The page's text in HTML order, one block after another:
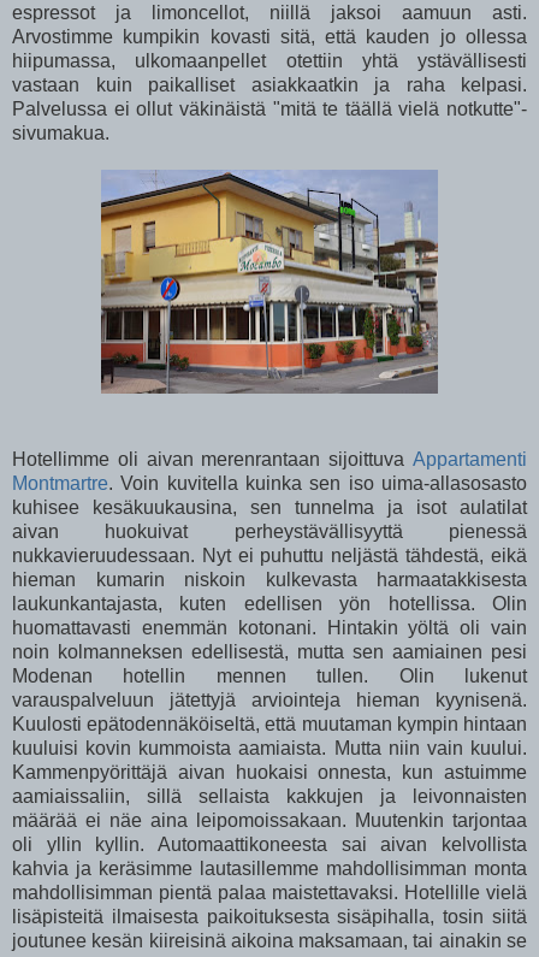
espressot ja limoncellot, niillä jaksoi aamuun asti.
Arvostimme kumpikin kovasti sitä, että kauden jo ollessa
hiipumassa, ulkomaanpellet otettiin yhtä ystävällisesti
vastaan kuin paikalliset asiakkaatkin ja raha kelpasi.
Palvelussa ei ollut väkinäistä "mitä te täällä vielä notkutte"-
sivumakua.
Hotellimme oli aivan merenrantaan sijoittuva Appartamenti
Montmartre. Voin kuvitella kuinka sen iso uima-allasosasto
kuhisee kesäkuukausina, sen tunnelma ja isot aulatilat
aivan huokuivat perheystävällisyyttä pienessä
nukkavieruudessaan. Nyt ei puhuttu neljästä tähdestä, eikä
hieman kumarin niskoin kulkevasta harmaatakkisesta
laukunkantajasta, kuten edellisen yön hotellissa. Olin
huomattavasti enemmän kotonani. Hintakin yöltä oli vain
noin kolmanneksen edellisestä, mutta sen aamiainen pesi
Modenan hotellin mennen tullen. Olin lukenut
varauspalveluun jätettyjä arviointeja hieman kyynisenä.
Kuulosti epätodennäköiseltä, että muutaman kympin hintaan
kuuluisi kovin kummoista aamiaista. Mutta niin vain kuului.
Kammenpyörittäjä aivan huokaisi onnesta, kun astuimme
aamiaissaliin, sillä sellaista kakkujen ja leivonnaisten
määrää ei näe aina leipomoissakaan. Muutenkin tarjontaa
oli yllin kyllin. Automaattikoneesta sai aivan kelvollista
kahvia ja keräsimme lautasillemme mahdollisimman monta
mahdollisimman pientä palaa maistettavaksi. Hotellille vielä
lisäpisteitä ilmaisesta paikoituksesta sisäpihalla, tosin siitä
joutunee kesän kiireisinä aikoina maksamaan, tai ainakin se